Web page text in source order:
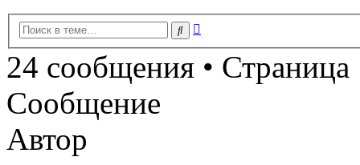
Поиск
24 сообщения • Страница
Сообщение
Автор